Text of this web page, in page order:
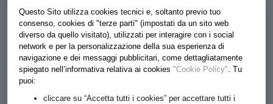
Crema Colorante
Questo Sito utilizza cookies tecnici e, soltanto previo tuo
consenso, cookies di "terze parti" (impostati da un sito web
diverso da quello visitato), utilizzati per interagire con i social
network e per la personalizzazione della sua esperienza di
navigazione e dei messaggi pubblicitari, come dettagliatamente
spiegato nell’informativa relativa ai cookies "Cookie Policy". Tu
puoi:
cliccare su “Accetta tutti i cookies” per accettare tutti i